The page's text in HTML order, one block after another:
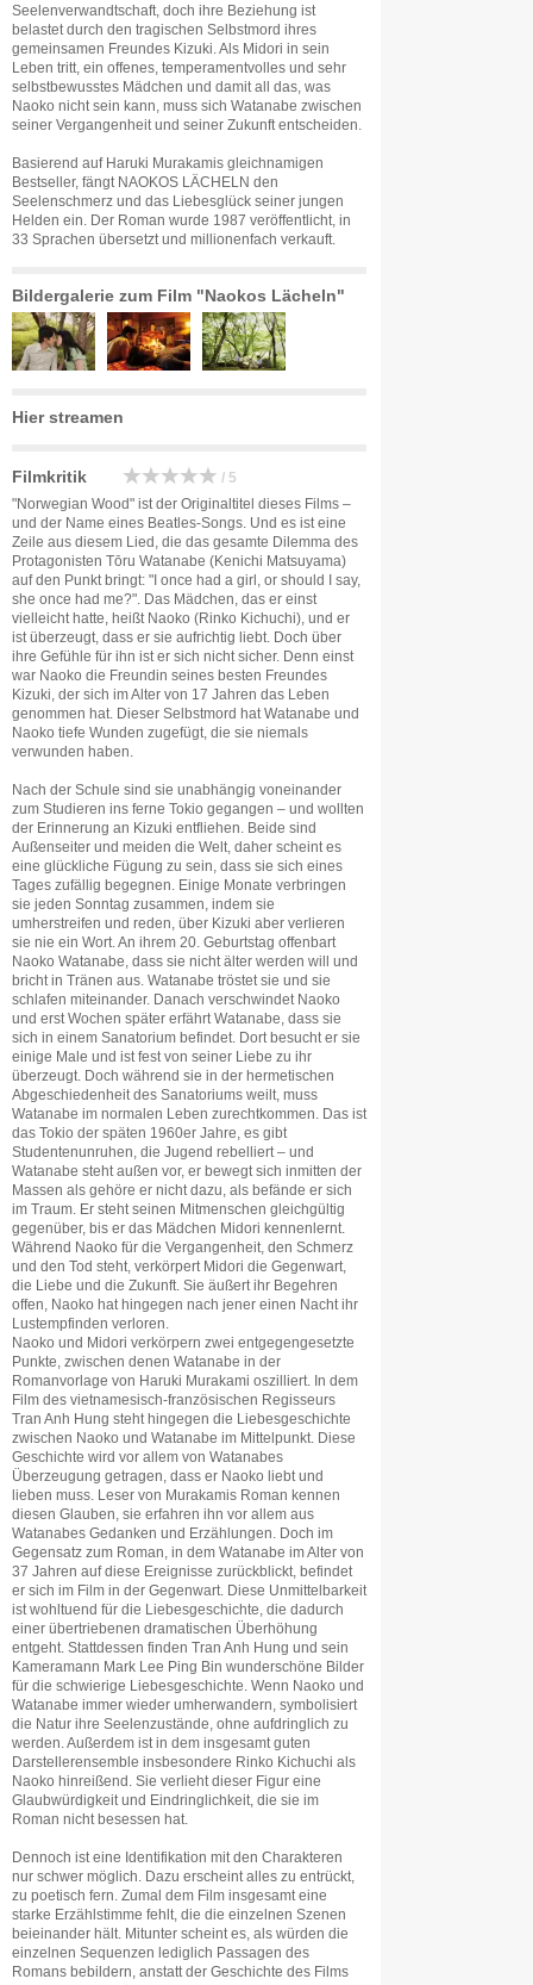
Seelenverwandtschaft, doch ihre Beziehung ist
belastet durch den tragischen Selbstmord ihres
gemeinsamen Freundes Kizuki. Als Midori in sein
Leben tritt, ein offenes, temperamentvolles und sehr
selbstbewusstes Mädchen und damit all das, was
Naoko nicht sein kann, muss sich Watanabe zwischen
seiner Vergangenheit und seiner Zukunft entscheiden.
Basierend auf Haruki Murakamis gleichnamigen
Bestseller, fängt NAOKOS LÄCHELN den
Seelenschmerz und das Liebesglück seiner jungen
Helden ein. Der Roman wurde 1987 veröffentlicht, in
33 Sprachen übersetzt und millionenfach verkauft.
Bildergalerie zum Film "Naokos Lächeln"
Hier streamen
Filmkritik / 5
"Norwegian Wood" ist der Originaltitel dieses Films –
und der Name eines Beatles-Songs. Und es ist eine
Zeile aus diesem Lied, die das gesamte Dilemma des
Protagonisten Tōru Watanabe (Kenichi Matsuyama)
auf den Punkt bringt: "I once had a girl, or should I say,
she once had me?". Das Mädchen, das er einst
vielleicht hatte, heißt Naoko (Rinko Kichuchi), und er
ist überzeugt, dass er sie aufrichtig liebt. Doch über
ihre Gefühle für ihn ist er sich nicht sicher. Denn einst
war Naoko die Freundin seines besten Freundes
Kizuki, der sich im Alter von 17 Jahren das Leben
genommen hat. Dieser Selbstmord hat Watanabe und
Naoko tiefe Wunden zugefügt, die sie niemals
verwunden haben.
Nach der Schule sind sie unabhängig voneinander
zum Studieren ins ferne Tokio gegangen – und wollten
der Erinnerung an Kizuki entfliehen. Beide sind
Außenseiter und meiden die Welt, daher scheint es
eine glückliche Fügung zu sein, dass sie sich eines
Tages zufällig begegnen. Einige Monate verbringen
sie jeden Sonntag zusammen, indem sie
umherstreifen und reden, über Kizuki aber verlieren
sie nie ein Wort. An ihrem 20. Geburtstag offenbart
Naoko Watanabe, dass sie nicht älter werden will und
bricht in Tränen aus. Watanabe tröstet sie und sie
schlafen miteinander. Danach verschwindet Naoko
und erst Wochen später erfährt Watanabe, dass sie
sich in einem Sanatorium befindet. Dort besucht er sie
einige Male und ist fest von seiner Liebe zu ihr
überzeugt. Doch während sie in der hermetischen
Abgeschiedenheit des Sanatoriums weilt, muss
Watanabe im normalen Leben zurechtkommen. Das ist
das Tokio der späten 1960er Jahre, es gibt
Studentenunruhen, die Jugend rebelliert – und
Watanabe steht außen vor, er bewegt sich inmitten der
Massen als gehöre er nicht dazu, als befände er sich
im Traum. Er steht seinen Mitmenschen gleichgültig
gegenüber, bis er das Mädchen Midori kennenlernt.
Während Naoko für die Vergangenheit, den Schmerz
und den Tod steht, verkörpert Midori die Gegenwart,
die Liebe und die Zukunft. Sie äußert ihr Begehren
offen, Naoko hat hingegen nach jener einen Nacht ihr
Lustempfinden verloren.
Naoko und Midori verkörpern zwei entgegengesetzte
Punkte, zwischen denen Watanabe in der
Romanvorlage von Haruki Murakami oszilliert. In dem
Film des vietnamesisch-französischen Regisseurs
Tran Anh Hung steht hingegen die Liebesgeschichte
zwischen Naoko und Watanabe im Mittelpunkt. Diese
Geschichte wird vor allem von Watanabes
Überzeugung getragen, dass er Naoko liebt und
lieben muss. Leser von Murakamis Roman kennen
diesen Glauben, sie erfahren ihn vor allem aus
Watanabes Gedanken und Erzählungen. Doch im
Gegensatz zum Roman, in dem Watanabe im Alter von
37 Jahren auf diese Ereignisse zurückblickt, befindet
er sich im Film in der Gegenwart. Diese Unmittelbarkeit
ist wohltuend für die Liebesgeschichte, die dadurch
einer übertriebenen dramatischen Überhöhung
entgeht. Stattdessen finden Tran Anh Hung und sein
Kameramann Mark Lee Ping Bin wunderschöne Bilder
für die schwierige Liebesgeschichte. Wenn Naoko und
Watanabe immer wieder umherwandern, symbolisiert
die Natur ihre Seelenzustände, ohne aufdringlich zu
werden. Außerdem ist in dem insgesamt guten
Darstellerensemble insbesondere Rinko Kichuchi als
Naoko hinreißend. Sie verlieht dieser Figur eine
Glaubwürdigkeit und Eindringlichkeit, die sie im
Roman nicht besessen hat.
Dennoch ist eine Identifikation mit den Charakteren
nur schwer möglich. Dazu erscheint alles zu entrückt,
zu poetisch fern. Zumal dem Film insgesamt eine
starke Erzählstimme fehlt, die die einzelnen Szenen
beieinander hält. Mitunter scheint es, als würden die
einzelnen Sequenzen lediglich Passagen des
Romans bebildern, anstatt der Geschichte des Films